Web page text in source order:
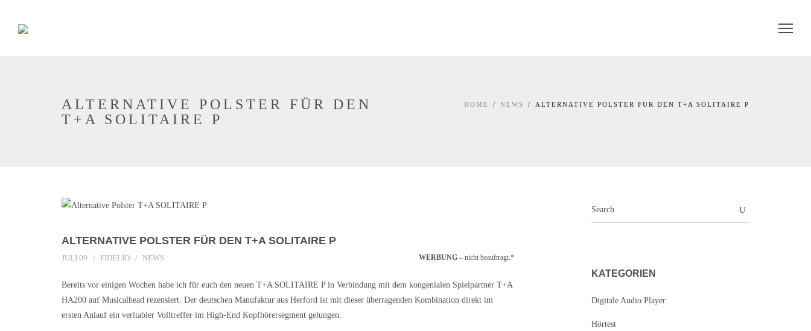
ALTERNATIVE POLSTER FÜR DEN
T+A SOLITAIRE P
HOME NEWS ALTERNATIVE POLSTER FÜR DEN T+A SOLITAIRE P
ALTERNATIVE POLSTER FÜR DEN T+A SOLITAIRE P
WERBUNG – nicht beauftragt.*
JULI 09 FIDELIO NEWS
Bereits vor einigen Wochen habe ich für euch den neuen T+A SOLITAIRE Pin Verbindung mit dem kongenialen Spielpartner T+A
HA200 auf Musicalhead rezensiert. Der deutschen Manufaktur aus Herford ist mit dieser überragenden Kombination direkt im
ersten Anlauf ein veritabler Volltreffer im High-End Kopfhörersegment gelungen.
KATEGORIEN
Digitale Audio Player
Hörtest